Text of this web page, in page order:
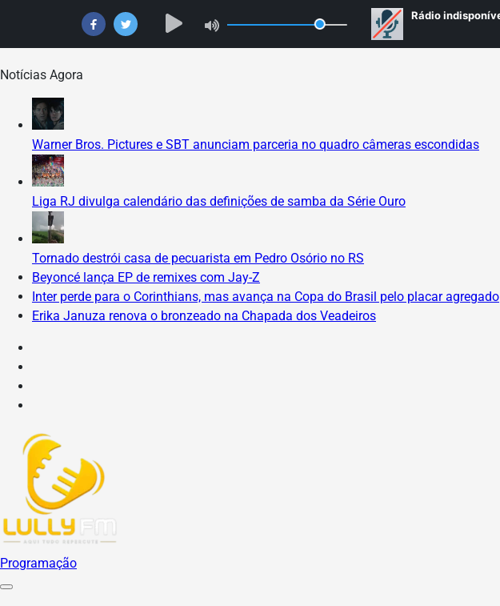
Skip
content
Notícias Agora
Warner Bros. Pictures e SBT anunciam parceria no quadro câmeras escondidas
Liga RJ divulga calendário das definições de samba da Série Ouro
Tornado destrói casa de pecuarista em Pedro Osório no RS
Beyoncé lança EP de remixes com Jay-Z
Inter perde para o Corinthians, mas avança na Copa do Brasil pelo placar agregado
Erika Januza renova o bronzeado na Chapada dos Veadeiros
Programação